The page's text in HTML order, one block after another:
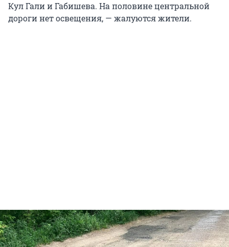
Кул Гали и Габишева. На половине центральной
дороги нет освещения, — жалуются жители.